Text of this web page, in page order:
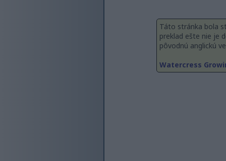
Táto stránka bola
preklad ešte nie je
pôvodnú anglickú
Watercress